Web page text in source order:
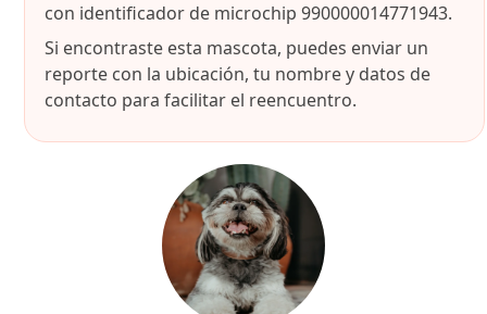
con identificador de microchip 990000014771943.
Si encontraste esta mascota, puedes enviar un
reporte con la ubicación, tu nombre y datos de
contacto para facilitar el reencuentro.